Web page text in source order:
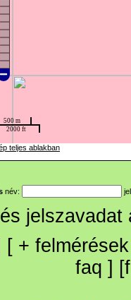
teljes ablakban
név:
[ + felmérések
faq ] [